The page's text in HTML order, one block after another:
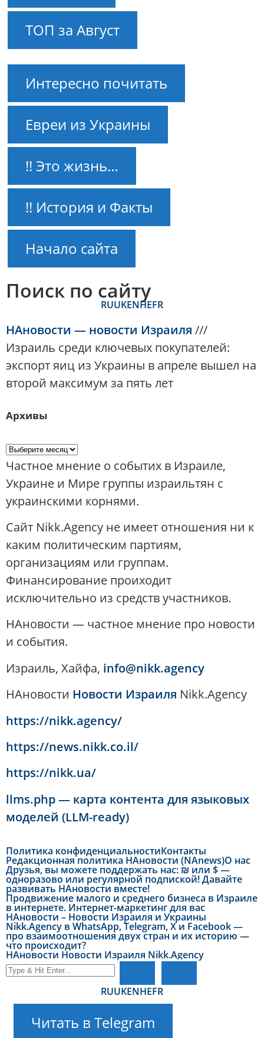
ТОП за Август
Интересно почитать
Евреи из Украины
!! Это жизнь…
!! История и Факты
Начало сайта
Поиск по сайту
RUUKENHEFR
НАновости — новости Израиля ///
Израиль среди ключевых покупателей:
экспорт яиц из Украины в апреле вышел на
второй максимум за пять лет
Архивы
Частное мнение о событих в Израиле,
Украине и Мире группы израильтян с
украинскими корнями.
Сайт Nikk.Agency не имеет отношения ни к
каким политическим партиям,
организациям или группам.
Финансирование проиходит
исключительно из средств участников.
НАновости — частное мнение про новости
и события.
Израиль, Хайфа, info@nikk.agency
НАновости Новости Израиля Nikk.Agency
https://nikk.agency/
https://news.nikk.co.il/
https://nikk.ua/
llms.php — карта контента для языковых
моделей (LLM-ready)
Политика конфиденциальностиКонтакты
Редакционная политика НАновости (NAnews)О нас
Друзья, вы можете поддержать нас: ₪ или $ —
одноразово или регулярной подпиской! Давайте
развивать НАновости вместе!
Продвижение малого и среднего бизнеса в Израиле
в интернете. Интернет-маркетинг для вас
НАновости – Новости Израиля и Украины
Nikk.Agency в WhatsApp, Telegram, X и Facebook —
про взаимоотношения двух стран и их историю —
что происходит?
НАновости Новости Израиля Nikk.Agency
RUUKENHEFR
Читать в Telegram